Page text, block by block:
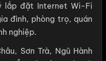
lắp đặt Internet Wi-Fi
đình, phòng trọ, quán
nghiệp.
Sơn Trà, Ngũ Hành